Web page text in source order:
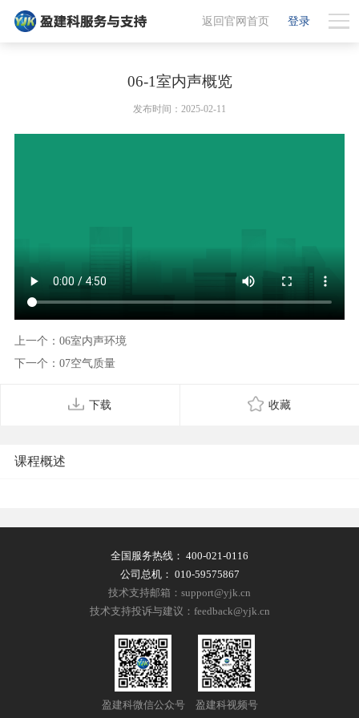
登录
返回官网首页
06-1室内声概览
发布时间：2025-02-11
上一个：06室内声环境
下一个：07空气质量
下载 收藏
课程概述
全国服务热线： 400-021-0116
公司总机： 010-59575867
技术支持邮箱：support@yjk.cn
技术支持投诉与建议：feedback@yjk.cn
盈建科微信公众号 盈建科视频号